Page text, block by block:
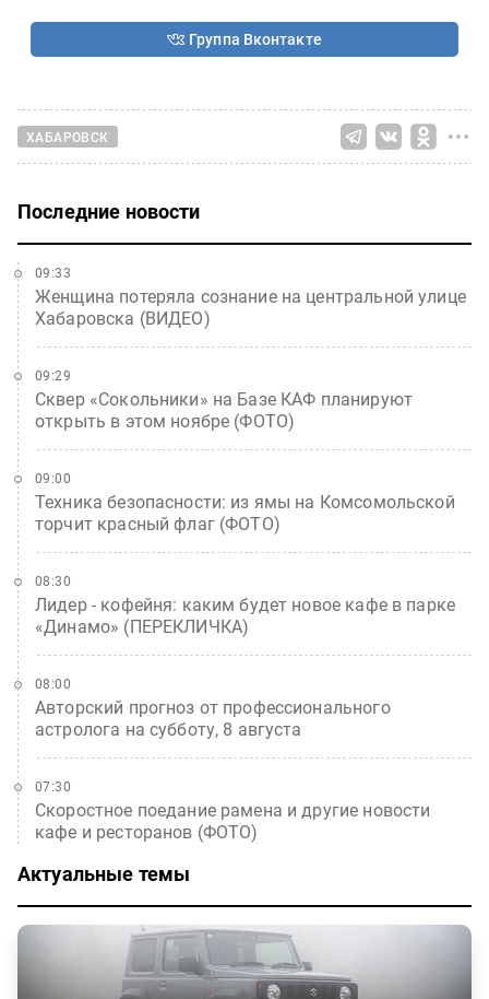
Группа Вконтакте
ХАБАРОВСК
Последние новости
Женщина потеряла сознание на центральной улице
Хабаровска (ВИДЕО)
09:33
Сквер «Сокольники» на Базе КАФ планируют
открыть в этом ноябре (ФОТО)
09:29
Техника безопасности: из ямы на Комсомольской
торчит красный флаг (ФОТО)
09:00
Лидер - кофейня: каким будет новое кафе в парке
«Динамо» (ПЕРЕКЛИЧКА)
08:30
Авторский прогноз от профессионального
астролога на субботу, 8 августа
08:00
Скоростное поедание рамена и другие новости
кафе и ресторанов (ФОТО)
07:30
Актуальные темы